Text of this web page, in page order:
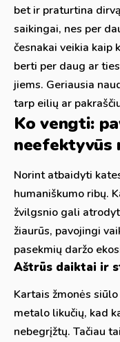
bet ir praturtina
saikingai, nes per
česnakai veikia kaip
berti per daug ar
jiems. Geriausia
tarp eilių ar
Ko vengti:
neefektyvūs
Norint atbaidyti
humaniškumo ribų.
žvilgsnio gali
žiaurūs, pavojingi
pasekmių daržo
Aštrūs daiktai ir
Kartais žmonės
metalo likučių, kad
nebegrįžtų. Tačiau